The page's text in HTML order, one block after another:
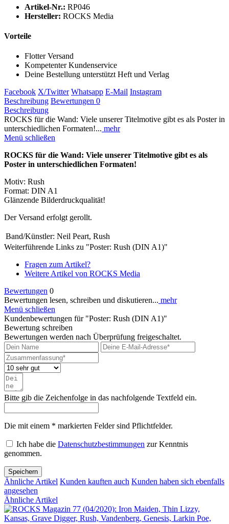
Artikel-Nr.: RP046
Hersteller: ROCKS Media
Vorteile
Flotter Versand
Kompetenter Kundenservice
Deine Bestellung unterstützt Heft und Verlag
Facebook X/Twitter Whatsapp E-Mail Instagram
Beschreibung Bewertungen 0
Beschreibung
ROCKS für die Wand: Viele unserer Titelmotive gibt es als Poster in
unterschiedlichen Formaten!... mehr
Menü schließen
ROCKS für die Wand: Viele unserer Titelmotive gibt es als
Poster in unterschiedlichen Formaten!
Motiv: Rush
Format: DIN A1
Glänzende Bilderdruckqualität!
Der Versand erfolgt gerollt.
Band/Künstler: Neil Peart, Rush
Weiterführende Links zu "Poster: Rush (DIN A1)"
Fragen zum Artikel?
Weitere Artikel von ROCKS Media
Bewertungen 0
Bewertungen lesen, schreiben und diskutieren... mehr
Menü schließen
Kundenbewertungen für "Poster: Rush (DIN A1)"
Bewertung schreiben
Bewertungen werden nach Überprüfung freigeschaltet.
Bitte gib die Zeichenfolge in das nachfolgende Textfeld ein.
Die mit einem * markierten Felder sind Pflichtfelder.
Ich habe die Datenschutzbestimmungen zur Kenntnis
genommen.
Speichern
Ähnliche Artikel Kunden kauften auch Kunden haben sich ebenfalls
angesehen
Ähnliche Artikel